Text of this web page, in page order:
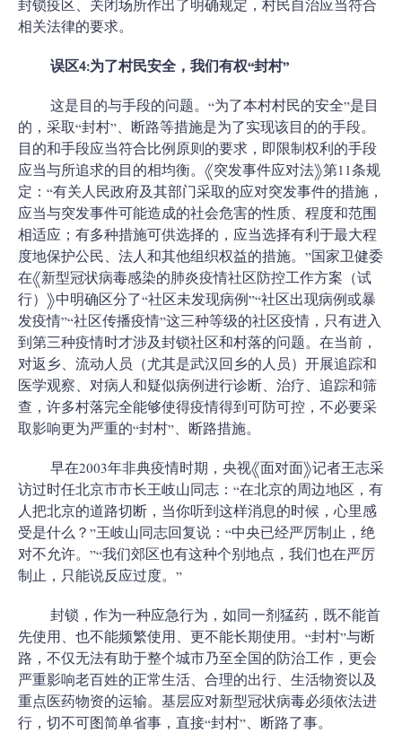
封锁疫区、关闭场所作出了明确规定，村民自治应当符合
相关法律的要求。
误区4:为了村民安全，我们有权“封村”
这是目的与手段的问题。“为了本村村民的安全”是目
的，采取“封村”、断路等措施是为了实现该目的的手段。
目的和手段应当符合比例原则的要求，即限制权利的手段
应当与所追求的目的相均衡。《突发事件应对法》第11条规
定：“有关人民政府及其部门采取的应对突发事件的措施，
应当与突发事件可能造成的社会危害的性质、程度和范围
相适应；有多种措施可供选择的，应当选择有利于最大程
度地保护公民、法人和其他组织权益的措施。”国家卫健委
在《新型冠状病毒感染的肺炎疫情社区防控工作方案（试
行）》中明确区分了“社区未发现病例”“社区出现病例或暴
发疫情”“社区传播疫情”这三种等级的社区疫情，只有进入
到第三种疫情时才涉及封锁社区和村落的问题。在当前，
对返乡、流动人员（尤其是武汉回乡的人员）开展追踪和
医学观察、对病人和疑似病例进行诊断、治疗、追踪和筛
查，许多村落完全能够使得疫情得到可防可控，不必要采
取影响更为严重的“封村”、断路措施。
早在2003年非典疫情时期，央视《面对面》记者王志采
访过时任北京市市长王岐山同志：“在北京的周边地区，有
人把北京的道路切断，当你听到这样消息的时候，心里感
受是什么？”王岐山同志回复说：“中央已经严厉制止，绝
对不允许。”“我们郊区也有这种个别地点，我们也在严厉
制止，只能说反应过度。”
封锁，作为一种应急行为，如同一剂猛药，既不能首
先使用、也不能频繁使用、更不能长期使用。“封村”与断
路，不仅无法有助于整个城市乃至全国的防治工作，更会
严重影响老百姓的正常生活、合理的出行、生活物资以及
重点医药物资的运输。基层应对新型冠状病毒必须依法进
行，切不可图简单省事，直接“封村”、断路了事。